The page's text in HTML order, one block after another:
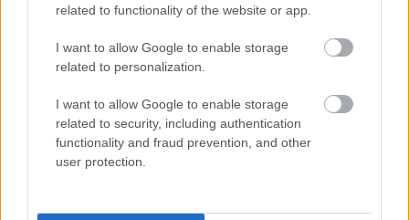
related to functionality of the website or app.
I want to allow Google to enable storage
related to personalization.
I want to allow Google to enable storage
related to security, including authentication
functionality and fraud prevention, and other
user protection.
Jön még kép!